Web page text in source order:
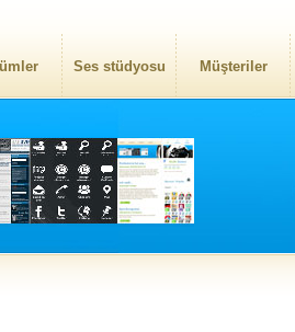
Ses stüdyosu Müşteriler